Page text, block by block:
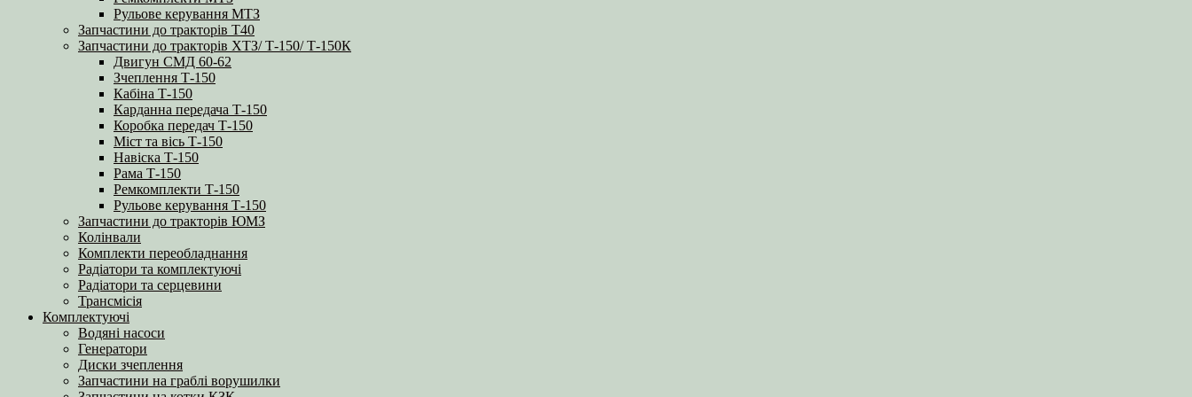
Рульове керування МТЗ
Запчастини до тракторів Т40
Запчастини до тракторів ХТЗ/ Т-150/ Т-150К
Двигун СМД 60-62
Зчеплення Т-150
Кабіна Т-150
Карданна передача Т-150
Коробка передач Т-150
Міст та вісь Т-150
Навіска Т-150
Рама Т-150
Ремкомплекти Т-150
Рульове керування Т-150
Запчастини до тракторів ЮМЗ
Колінвали
Комплекти переобладнання
Радіатори та комплектуючі
Радіатори та серцевини
Трансмісія
Комплектуючі
Водяні насоси
Генератори
Диски зчеплення
Запчастини на граблі ворушилки